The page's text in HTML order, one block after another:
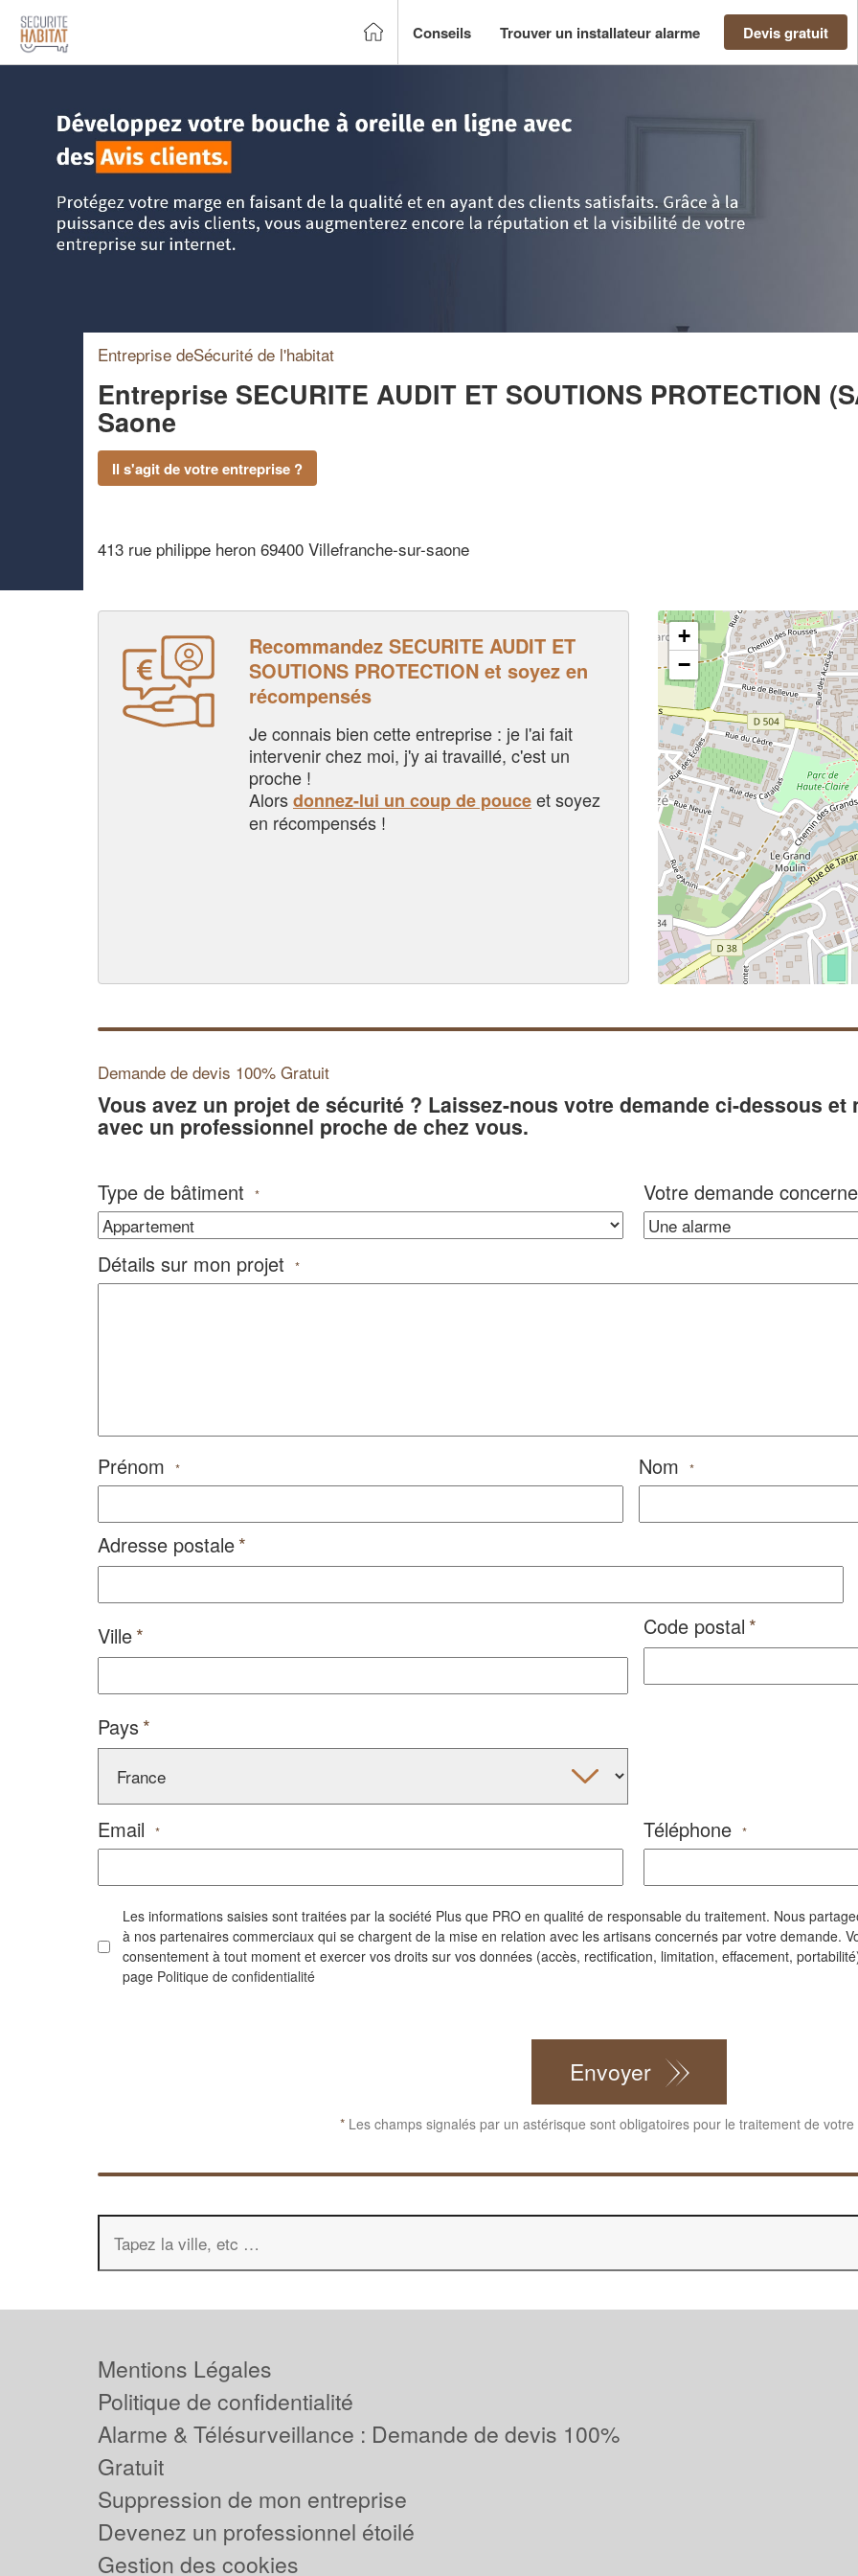
Conseils Trouver un installateur alarme Devis gratuit
Entreprise deSécurité de l'habitat
Entreprise SECURITE AUDIT ET SOUTIONS PROTECTION
Saone
Il s'agit de votre entreprise ?
413 rue philippe heron 69400 Villefranche-sur-saone
Recommandez SECURITE AUDIT ET
SOUTIONS PROTECTION et soyez en
récompensés
Je connais bien cette entreprise : je l'ai fait
intervenir chez moi, j'y ai travaillé, c'est un
proche !
Alorsdonnez-lui un coup de pouceet soyez
en récompensés !
+
−
Demande de devis 100% Gratuit
Vous avez un projet de sécurité ? Laissez-nous votre demande ci-dessous
avec un professionnel proche de chez vous.
Type de bâtiment * Votre demande concerne
Détails sur mon projet *
Prénom * Nom *
Adresse postale
Ville Code postal
Pays
Email * Téléphone *
Les informations saisies sont traitées par la société Plus que PRO en qualité de responsable du traitement. Nous
à nos partenaires commerciaux qui se chargent de la mise en relation avec les artisans concernés par votre demande.
consentement à tout moment et exercer vos droits sur vos données (accès, rectification, limitation, effacement,
page Politique de confidentialité
Envoyer
*Les champs signalés par un astérisque sont obligatoires pour le traitement de votre
Mentions Légales
Politique de confidentialité
Alarme & Télésurveillance : Demande de devis 100%
Gratuit
Suppression de mon entreprise
Devenez un professionnel étoilé
Gestion des cookies